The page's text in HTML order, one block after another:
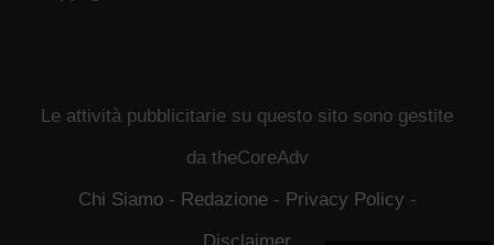
Le attività pubblicitarie su questo sito sono gestite
da theCoreAdv
Chi Siamo- Redazione- Privacy Policy -